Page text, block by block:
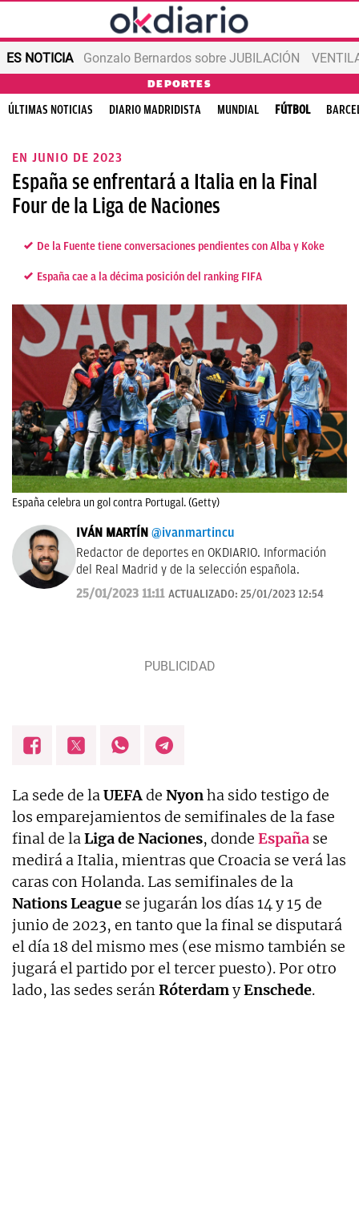
ES NOTICIA Gonzalo Bernardos sobre JUBILACIÓN
DEPORTES
ÚLTIMAS NOTICIAS DIARIO MADRIDISTA MUNDIAL FÚTBOL
EN JUNIO DE 2023
España se enfrentará a Italia en la Final
Four de la Liga de Naciones
De la Fuente tiene conversaciones pendientes con Alba y Koke
España cae a la décima posición del ranking FIFA
España celebra un gol contra Portugal. (Getty)
IVÁN MARTÍN @ivanmartincu
Redactor de deportes en OKDIARIO. Información
del Real Madrid y de la selección española.
25/01/2023 11:11 ACTUALIZADO: 25/01/2023 12:54
La sede de laUEFAde Nyonha sido testigo de
los emparejamientos de semifinales de la fase
final de laLiga de Naciones, donde España se
medirá a Italia, mientras que Croacia se verá las
caras con Holanda. Las semifinales de la
Nations League se jugarán los días 14 y 15 de
junio de 2023, en tanto que la final se disputará
el día 18 del mismo mes (ese mismo también se
jugará el partido por el tercer puesto). Por otro
lado, las sedes seránRóterdamyEnschede.